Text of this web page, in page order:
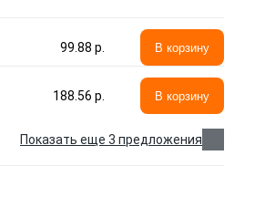
99.88 p. В корзину
188.56 p. В корзину
Показать еще 3 предложения